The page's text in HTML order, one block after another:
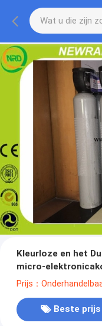
Kleurloze en het
micro-
Prijs：
Beste prijs